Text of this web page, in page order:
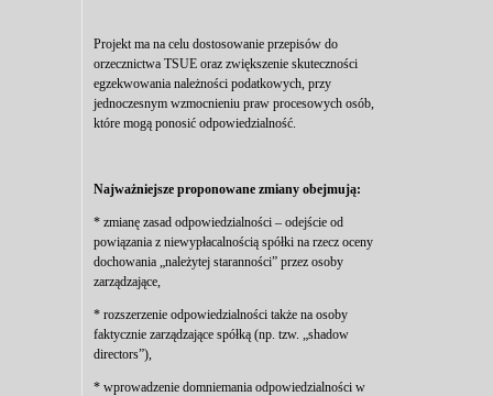
Projekt ma na celu dostosowanie przepisów do
orzecznictwa TSUE oraz zwiększenie skuteczności
egzekwowania należności podatkowych, przy
jednoczesnym wzmocnieniu praw procesowych osób,
które mogą ponosić odpowiedzialność.
Najważniejsze proponowane zmiany obejmują:
* zmianę zasad odpowiedzialności – odejście od
powiązania z niewypłacalnością spółki na rzecz oceny
dochowania „należytej staranności” przez osoby
zarządzające,
* rozszerzenie odpowiedzialności także na osoby
faktycznie zarządzające spółką (np. tzw. „shadow
directors”),
* wprowadzenie domniemania odpowiedzialności w